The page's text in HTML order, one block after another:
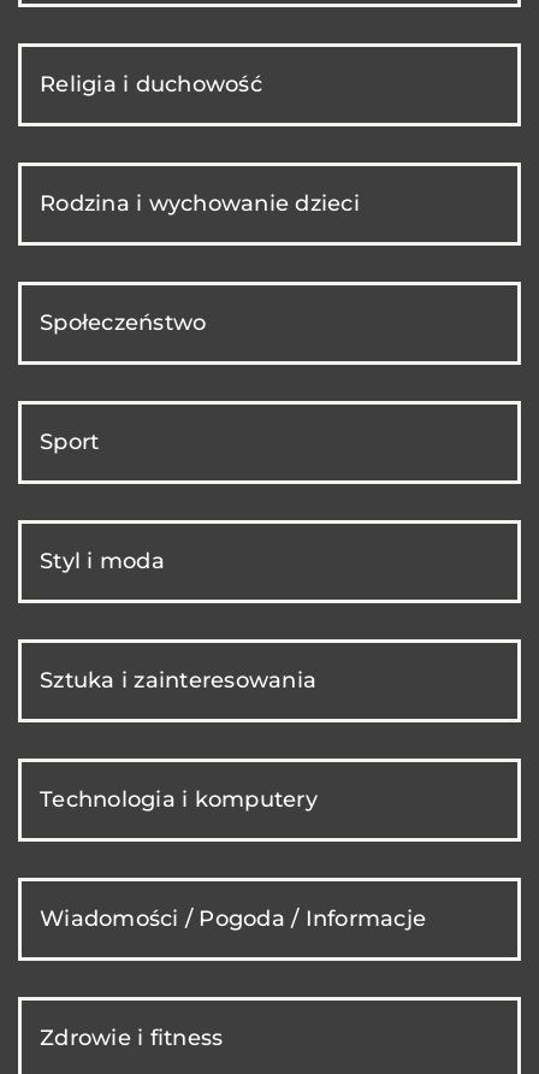
Religia i duchowość
Rodzina i wychowanie dzieci
Społeczeństwo
Sport
Styl i moda
Sztuka i zainteresowania
Technologia i komputery
Wiadomości / Pogoda / Informacje
Zdrowie i fitness